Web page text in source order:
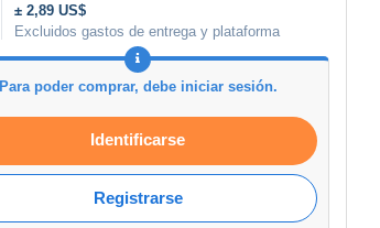
± 2,89 US$
Excluidos gastos de entrega y plataforma
Para poder comprar, debe iniciar sesión.
Identificarse
Registrarse